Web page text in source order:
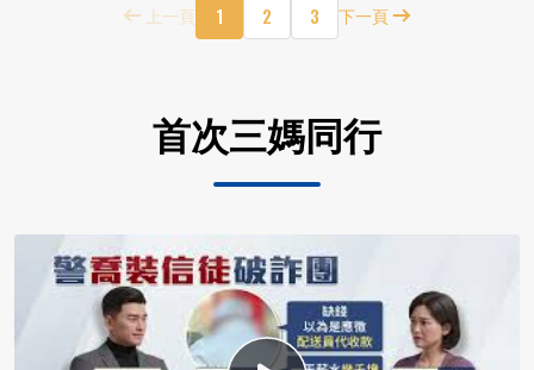
上一頁 1 2 3 下一頁
首次三媽同行